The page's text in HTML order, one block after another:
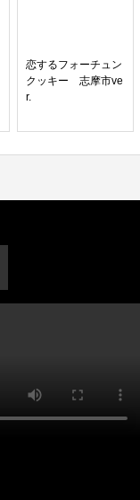
恋するフォーチュン
クッキー 志摩市ve
r.